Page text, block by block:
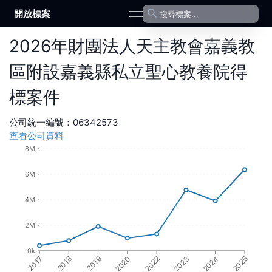
開放標案 open navigation menu
2026年財團法人天主教會嘉義教
區附設嘉義縣私立聖心教養院得
標案件
公司統一編號： 06342573
查看公司資料
2017 2018 2019 2020 2022 2023 2024 2025
0k
2M
4M
6M
8M